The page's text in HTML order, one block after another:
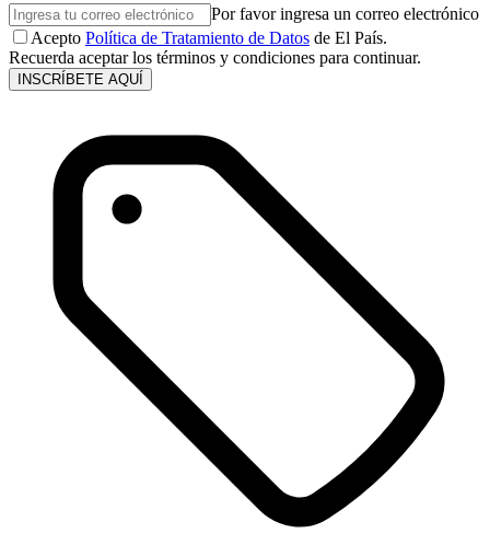
Por favor ingresa un correo electrónico
Acepto Política de Tratamiento de Datos de El País.
Recuerda aceptar los términos y condiciones para continuar.
INSCRÍBETE AQUÍ